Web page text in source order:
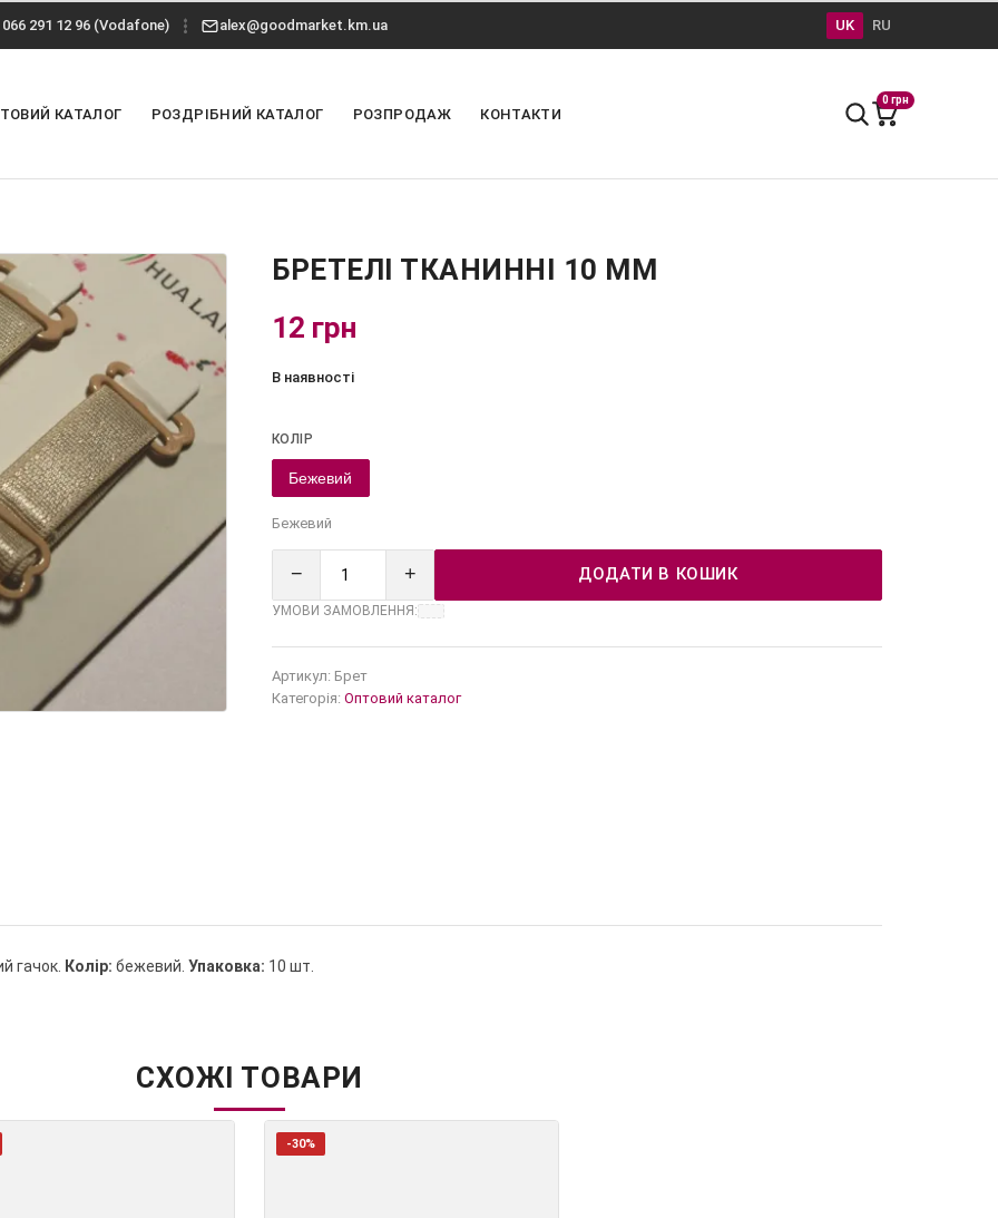
066 291 12 96 (Vodafone) alex@goodmarket.km.ua UK RU
КАТАЛОГ РОЗДРІБНИЙ КАТАЛОГ РОЗПРОДАЖ КОНТАКТИ
0 грн
БРЕТЕЛІ ТКАНИННІ 10 ММ
12 грн
В наявності
КОЛІР
Бежевий
Бежевий
− + ДОДАТИ В КОШИК
УМОВИ ЗАМОВЛЕННЯ:
Артикул: Брет
Категорія: Оптовий каталог
гачок. Колір: бежевий. Упаковка: 10 шт.
СХОЖІ ТОВАРИ
-30%